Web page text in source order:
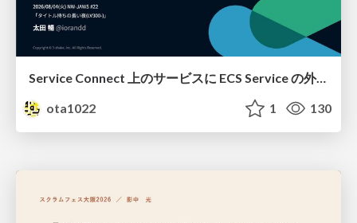
Service Connect 上のサービスに ECS Service の外側から到達できなかった話
ota1022
1 130